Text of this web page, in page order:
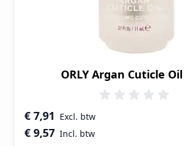
ORLY Argan Cuticle
€ 9,57
€ 7,91